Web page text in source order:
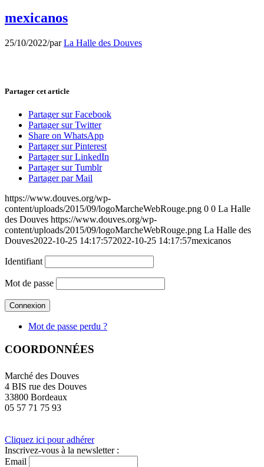
mexicanos
25/10/2022/parLa Halle des Douves
Partager cet article
Partager sur Facebook
Partager sur Twitter
Share on WhatsApp
Partager sur Pinterest
Partager sur LinkedIn
Partager sur Tumblr
Partager par Mail
https://www.douves.org/wp-
content/uploads/2015/09/logoMarcheWebRouge.png 0 0 La Halle
des Douves https://www.douves.org/wp-
content/uploads/2015/09/logoMarcheWebRouge.png La Halle des
Douves2022-10-25 14:17:572022-10-25 14:17:57mexicanos
Identifiant
Mot de passe
Mot de passe perdu ?
COORDONNÉES
Marché des Douves
4 BIS rue des Douves
33800 Bordeaux
05 57 71 75 93
Cliquez ici pour adhérer
Inscrivez-vous à la newsletter :
Email